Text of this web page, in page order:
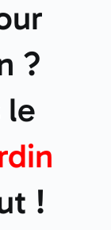
?
le
!